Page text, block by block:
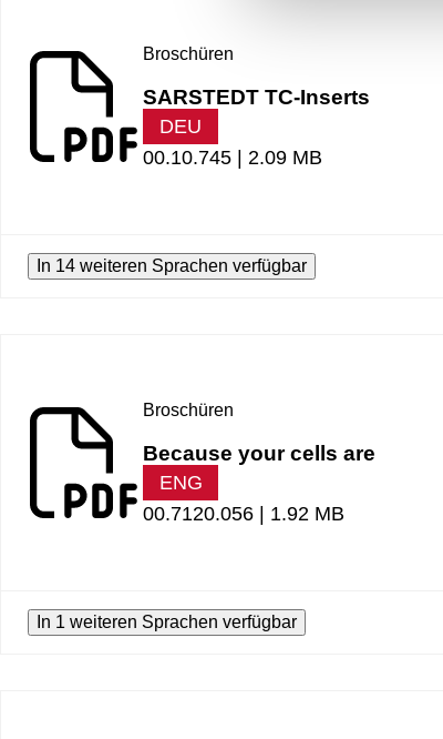
Broschüren
SARSTEDT TC-Inserts
DEU
00.10.745 |2.09 MB
In 14 weiteren Sprachen verfügbar
Broschüren
Because your cells are
ENG
00.7120.056 | 1.92 MB
In 1 weiteren Sprachen verfügbar